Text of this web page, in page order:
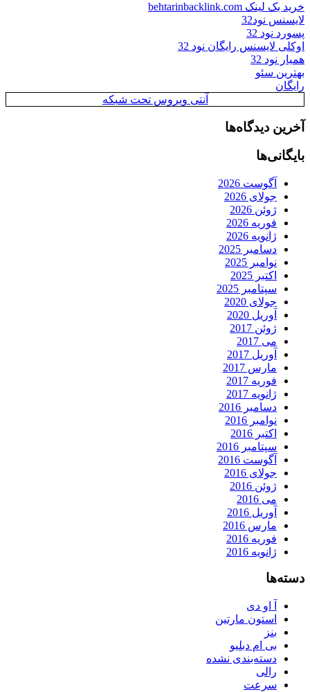
خرید بک لینک behtarinbacklink.com
لایسنس نود32
پسورد نود 32
اوکلی لایسنس رایگان نود 32
همیار نود 32
بهترین سئو
رایگان
آنتی ویروس تحت شبکه
آخرین دیدگاه‌ها
بایگانی‌ها
آگوست 2026
جولای 2026
ژوئن 2026
فوریه 2026
ژانویه 2026
دسامبر 2025
نوامبر 2025
اکتبر 2025
سپتامبر 2025
جولای 2020
آوریل 2020
ژوئن 2017
می 2017
آوریل 2017
مارس 2017
فوریه 2017
ژانویه 2017
دسامبر 2016
نوامبر 2016
اکتبر 2016
سپتامبر 2016
آگوست 2016
جولای 2016
ژوئن 2016
می 2016
آوریل 2016
مارس 2016
فوریه 2016
ژانویه 2016
دسته‌ها
آ او دی
استون مارتین
بنز
بی ام دبلیو
دسته‌بندی نشده
رالی
سرعت